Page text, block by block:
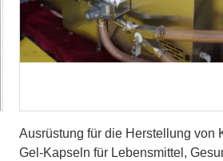
Ausrüstung für die Herstellung von
Gel-Kapseln für Lebensmittel,